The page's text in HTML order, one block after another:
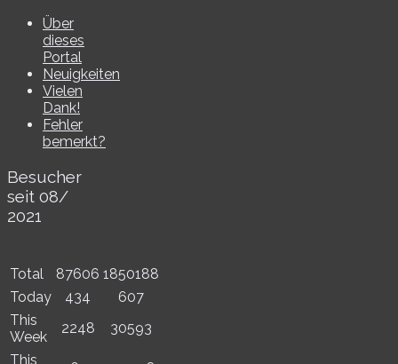
Über
dieses
Portal
Neuigkeiten
Vielen
Dank!
Fehler
bemerkt?
Besucher
seit 08/​
2021
Total 87606 1850188
Today
434
607
This
Week
2248
30593
This